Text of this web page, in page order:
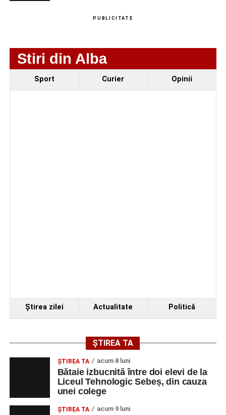
Ultimele știri din Sebeș
Accident rutier la ieșirea din Șugag spre Popasul
PUBLICITATE
Stiri din Alba
Sport Curier Opinii
Ştirea zilei Actualitate Politică
ȘTIREA TA
ŞTIREA TA acum 8 luni
Bătaie izbucnită între doi elevi de la
Liceul Tehnologic Sebeș, din cauza
unei colege
ŞTIREA TA acum 9 luni